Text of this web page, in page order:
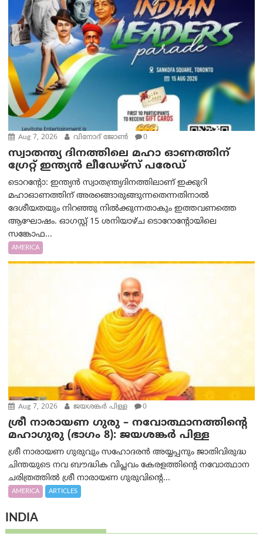
Aug 7, 2026 വിനോദ് ജോൺ 0
സ്വാതന്ത്യ ദിനത്തിലെ മഹാ ഓണത്തിന്
ഗ്രേറ്റ് ഇന്ത്യൻ ലീഡേഴ്സ് പരേഡ്
ടൊറന്റോ: ഇന്ത്യൻ സ്വാതന്ത്ര്യദിനത്തിലാണ് ഇക്കുറി
മഹാഓണത്തിന് അരങ്ങൊരുങ്ങുന്നതെന്നതിനാൽ
ദേശീയതയും നിറഞ്ഞു നിൽക്കുന്നതാകും ഇത്തവണത്തെ
ആഘോഷം. ഓഗസ്റ്റ് 15 ശനിയാഴ്ച ടൊറോന്റോയിലെ
സങ്കോഫ...
AMERICA
Aug 7, 2026 ജയശങ്കര്‍ പിള്ള 0
ശ്രീ നാരായണ ഗുരു – നവോത്ഥാനത്തിന്റെ
മഹാഗുരു (ഭാഗം 8): ജയശങ്കര്‍ പിള്ള
ശ്രീ നാരായണ ഗുരുവും സഹോദരൻ അയ്യപ്പനും ജാതിവിരുദ്ധ
ചിന്തയുടെ നവ ബൗദ്ധിക വിപ്ലവം കേരളത്തിന്റെ നവോത്ഥാന
ചരിത്രത്തിൽ ശ്രീ നാരായണ ഗുരുവിന്റെ...
AMERICA ARTICLES
INDIA